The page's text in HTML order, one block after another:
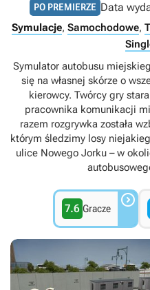
PO PREMIERZE Data
Symulacje, Samochodowe,
Symulator autobusu
się na własnej skórze o
kierowcy. Twórcy gry
pracownika komunikacji
razem rozgrywka została
którym śledzimy losy
ulice Nowego Jorku – w
7.6 Gracze 